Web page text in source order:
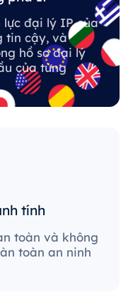
lực đại lý IP của
tin cậy, và
hồ sơ đại lý
của từng
tính
toàn và không
toàn an ninh